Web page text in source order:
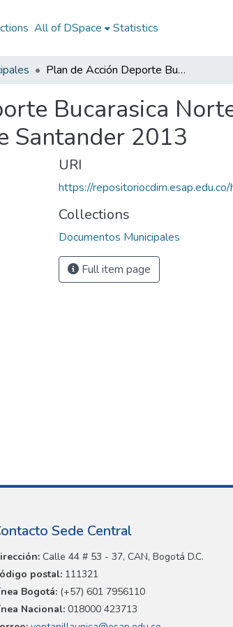
All of DSpace Statistics
Plan de Acción Deporte Bucarasica Norte de Santander 2013: PAD Bucarasica Norte de Santander 2013
Bucarasica
Santander 2013
URI
https://
Collections
Documentos Municipales
Full item page
Sede Central
Calle 44 # 53 - 37, CAN, Bogotá D.C.
postal: 111321
Bogotá: (+57) 601 7956110
Nacional: 018000 423713